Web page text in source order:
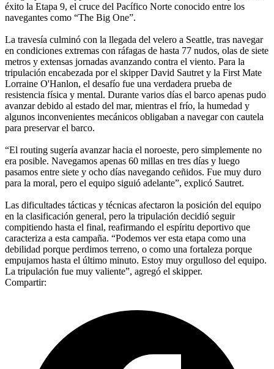
éxito la Etapa 9, el cruce del Pacífico Norte conocido entre los
navegantes como “The Big One”.
La travesía culminó con la llegada del velero a Seattle, tras navegar
en condiciones extremas con ráfagas de hasta 77 nudos, olas de siete
metros y extensas jornadas avanzando contra el viento. Para la
tripulación encabezada por el skipper David Sautret y la First Mate
Lorraine O'Hanlon, el desafío fue una verdadera prueba de
resistencia física y mental. Durante varios días el barco apenas pudo
avanzar debido al estado del mar, mientras el frío, la humedad y
algunos inconvenientes mecánicos obligaban a navegar con cautela
para preservar el barco.
“El routing sugería avanzar hacia el noroeste, pero simplemente no
era posible. Navegamos apenas 60 millas en tres días y luego
pasamos entre siete y ocho días navegando ceñidos. Fue muy duro
para la moral, pero el equipo siguió adelante”, explicó Sautret.
Las dificultades tácticas y técnicas afectaron la posición del equipo
en la clasificación general, pero la tripulación decidió seguir
compitiendo hasta el final, reafirmando el espíritu deportivo que
caracteriza a esta campaña. “Podemos ver esta etapa como una
debilidad porque perdimos terreno, o como una fortaleza porque
empujamos hasta el último minuto. Estoy muy orgulloso del equipo.
La tripulación fue muy valiente”, agregó el skipper.
Compartir: